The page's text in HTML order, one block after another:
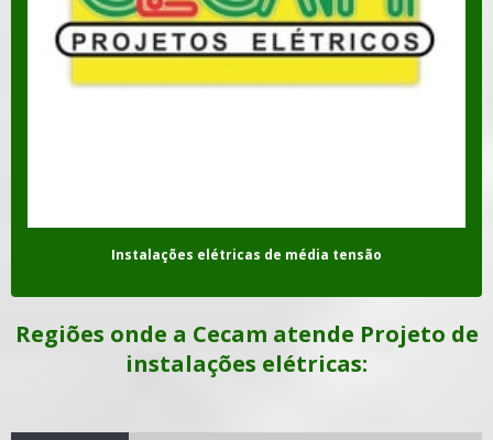
Instalações elétricas de média tensão
Regiões onde a Cecam atende Projeto de
instalações elétricas: